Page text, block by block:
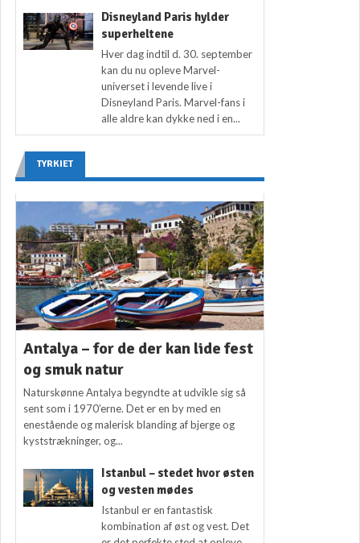
Disneyland Paris hylder
superheltene
Hver dag indtil d. 30. september
kan du nu opleve Marvel-
universet i levende live i
Disneyland Paris. Marvel-fans i
alle aldre kan dykke ned i en...
TYRKIET
Antalya – for de der kan lide fest
og smuk natur
Naturskønne Antalya begyndte at udvikle sig så
sent som i 1970’erne. Det er en by med en
enestående og malerisk blanding af bjerge og
kyststrækninger, og...
Istanbul – stedet hvor østen
og vesten mødes
Istanbul er en fantastisk
kombination af øst og vest. Det